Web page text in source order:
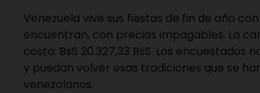
Venezuela vive sus fiestas de fin de año
encuentran, con precios impagables. La
costo: BsS 20.327,33 BsS. Los
y puedan volver esas tradiciones que se
venezolanos.